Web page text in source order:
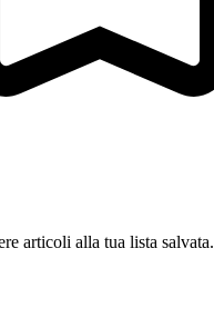
articoli alla tua lista salvata.